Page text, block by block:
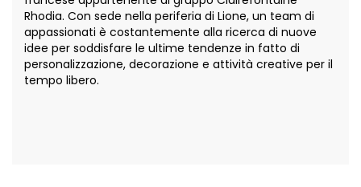
Rhodia. Con sede nella periferia di Lione, un team di
appassionati è costantemente alla ricerca di nuove
idee per soddisfare le ultime tendenze in fatto di
personalizzazione, decorazione e attività creative per il
tempo libero.